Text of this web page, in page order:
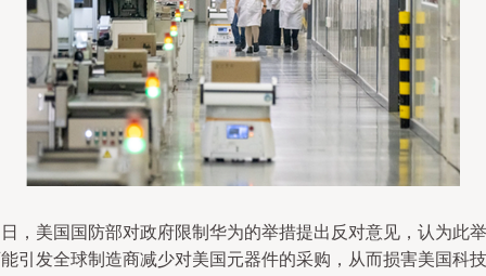
，美国国防部对政府限制华为的举措提出反对意见，认为此举
引发全球制造商减少对美国元器件的采购，从而损害美国科技